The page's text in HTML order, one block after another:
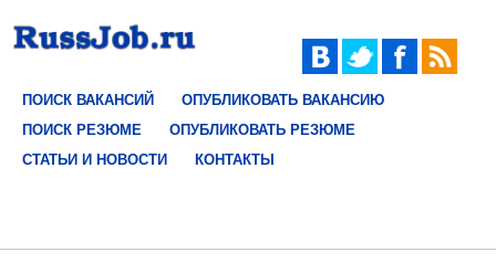
ПОИСК ВАКАНСИЙ
ОПУБЛИКОВАТЬ ВАКАНСИЮ
ПОИСК РЕЗЮМЕ
ОПУБЛИКОВАТЬ РЕЗЮМЕ
СТАТЬИ И НОВОСТИ
КОНТАКТЫ